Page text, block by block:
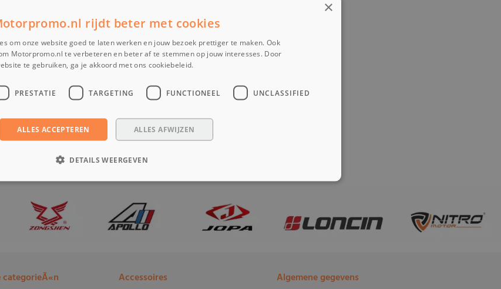
categorieÃ«n
Accessoires
Algemene gegevens
×
rijdt beter met cookies
om onze website goed te laten werken en jouw bezoek prettiger te maken. Ook
Motorpromo.nl te verbeteren en beter af te stemmen op jouw interesses. Door
te gebruiken, ga je akkoord met ons cookiebeleid.
PRESTATIE TARGETING FUNCTIONEEL UNCLASSIFIED
ALLES ACCEPTEREN ALLES AFWIJZEN
DETAILS WEERGEVEN